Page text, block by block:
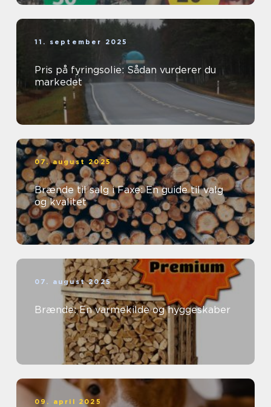
11. september 2025
Pris på fyringsolie: Sådan vurderer du
markedet
07. august 2025
Brænde til salg i Faxe: En guide til valg
og kvalitet
07. august 2025
Brænde: En varmekilde og hyggeskaber
09. april 2025